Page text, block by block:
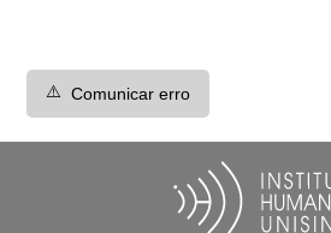
⚠️ Comunicar erro